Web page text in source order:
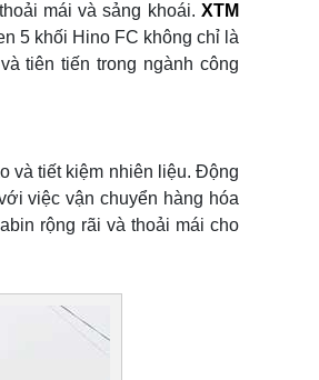
mái và sảng khoái. XTM
5 khối Hino FC không chỉ là
tiên tiến trong ngành công
và tiết kiệm nhiên liệu. Động
việc vận chuyển hàng hóa
rộng rãi và thoải mái cho